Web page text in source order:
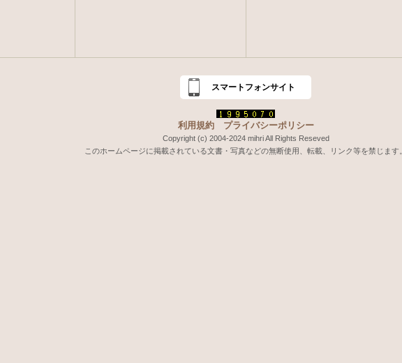
スマートフォンサイト
利用規約 プライバシーポリシー
Copyright (c) 2004-2024 mihri All Rights Reseved
このホームページに掲載されている文書・写真などの無断使用、転載、リンク等を禁じます